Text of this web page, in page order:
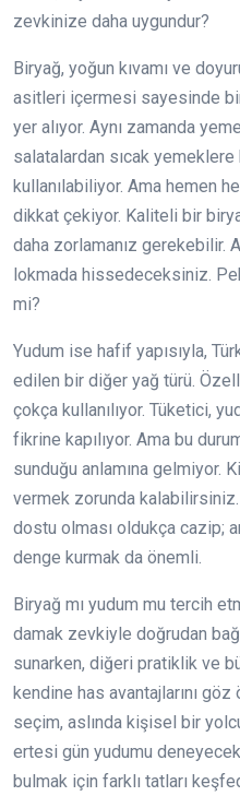
zevkinize daha uygundur?
Biryağ, yoğun kıvamı ve
asitleri içermesi sayesinde
yer alıyor. Aynı zamanda
salatalardan sıcak
kullanılabiliyor. Ama hemen
dikkat çekiyor. Kaliteli bir
daha zorlamanız gerekebilir.
lokmada hissedeceksiniz.
mi?
Yudum ise hafif yapısıyla,
edilen bir diğer yağ türü.
çokça kullanılıyor. Tüketici,
fikrine kapılıyor. Ama bu
sunduğu anlamına gelmiyor.
vermek zorunda
dostu olması oldukça cazip;
denge kurmak da önemli.
Biryağ mı yudum mu tercih
damak zevkiyle doğrudan
sunarken, diğeri pratiklik ve
kendine has avantajlarını göz
seçim, aslında kişisel bir
ertesi gün yudumu
bulmak için farklı tatları